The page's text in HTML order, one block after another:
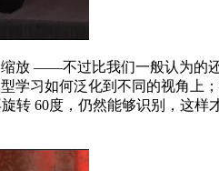
——不过比我们一般认为的
习如何泛化到不同的视角上
60度，仍然能够识别，这样